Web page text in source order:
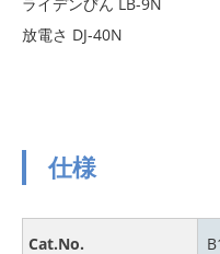
ライデンびん LB-9N
放電さ DJ-40N
仕様
Cat.No.